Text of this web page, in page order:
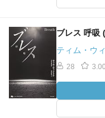
ブレス 呼吸
ティム・ウ
28 3.00